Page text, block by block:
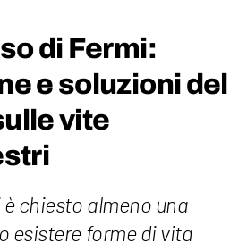
di Fermi:
e soluzioni del
vite
è chiesto almeno una
esistere forme di vita